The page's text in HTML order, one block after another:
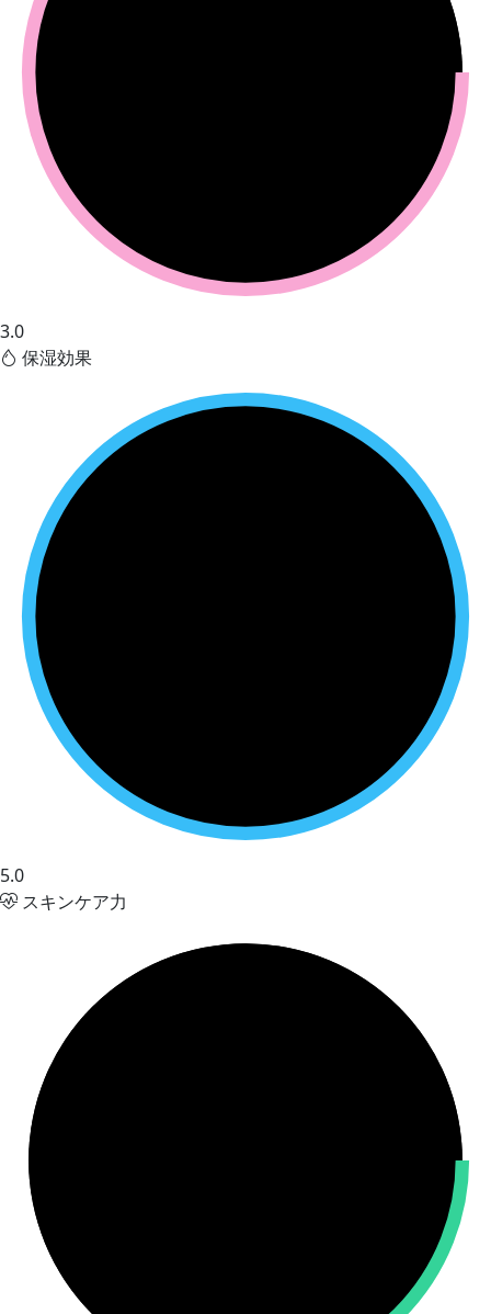
3.0
保湿効果
5.0
スキンケア力